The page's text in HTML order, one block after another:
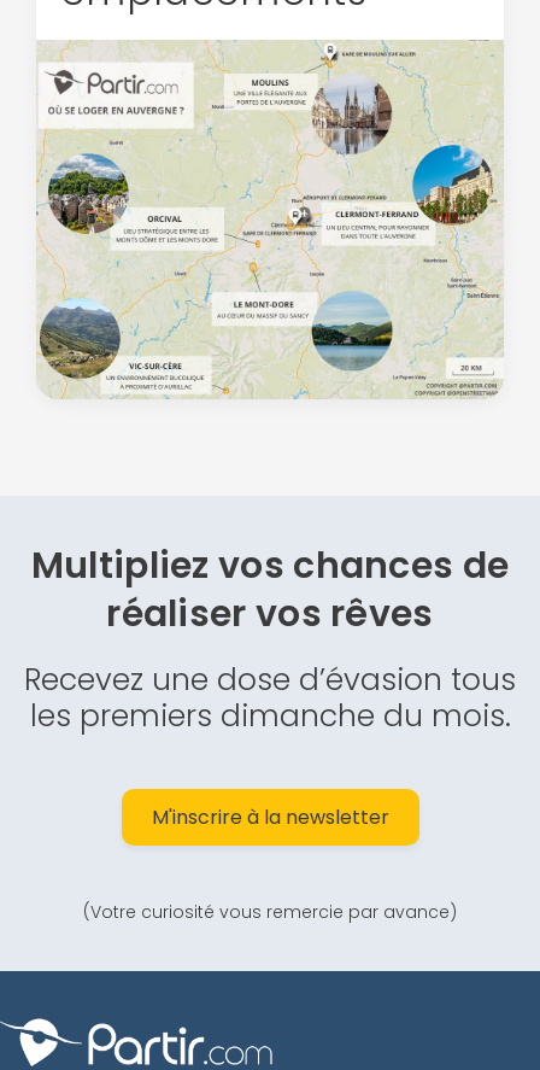
Multipliez vos chances de
réaliser vos rêves
Recevez une dose d’évasion tous
les premiers dimanche du mois.
M'inscrire à la newsletter
(Votre curiosité vous remercie par avance)